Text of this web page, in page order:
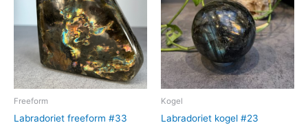
Freeform
Labradoriet freeform #33
Kogel
Labradoriet kogel #23